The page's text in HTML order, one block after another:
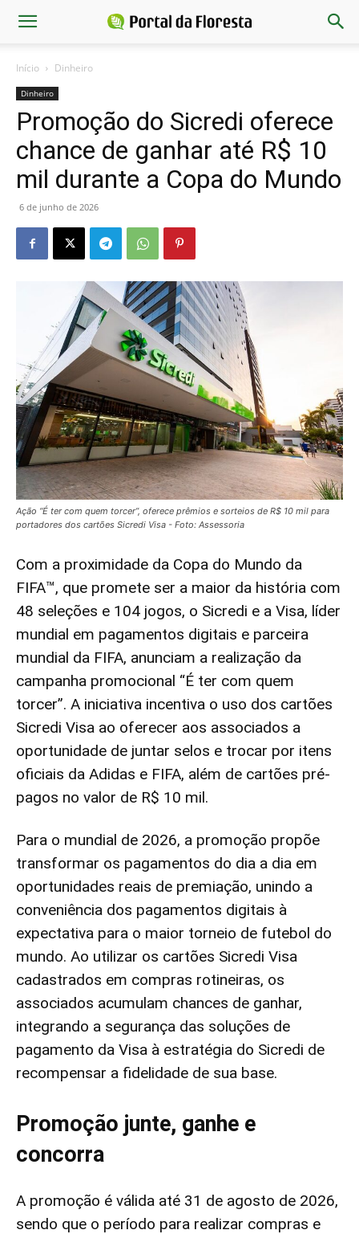
Início Dinheiro
Dinheiro
Promoção do Sicredi oferece
chance de ganhar até R$ 10
mil durante a Copa do Mundo
6 de junho de 2026
Ação “É ter com quem torcer”, oferece prêmios e sorteios de R$ 10 mil para
portadores dos cartões Sicredi Visa - Foto: Assessoria
Com a proximidade da Copa do Mundo da
FIFA™, que promete ser a maior da história com
48 seleções e 104 jogos, o Sicredi e a Visa, líder
mundial em pagamentos digitais e parceira
mundial da FIFA, anunciam a realização da
campanha promocional “É ter com quem
torcer”. A iniciativa incentiva o uso dos cartões
Sicredi Visa ao oferecer aos associados a
oportunidade de juntar selos e trocar por itens
oficiais da Adidas e FIFA, além de cartões pré-
pagos no valor de R$ 10 mil.
Para o mundial de 2026, a promoção propõe
transformar os pagamentos do dia a dia em
oportunidades reais de premiação, unindo a
conveniência dos pagamentos digitais à
expectativa para o maior torneio de futebol do
mundo. Ao utilizar os cartões Sicredi Visa
cadastrados em compras rotineiras, os
associados acumulam chances de ganhar,
integrando a segurança das soluções de
pagamento da Visa à estratégia do Sicredi de
recompensar a fidelidade de sua base.
Promoção junte, ganhe e
concorra
A promoção é válida até 31 de agosto de 2026,
sendo que o período para realizar compras e